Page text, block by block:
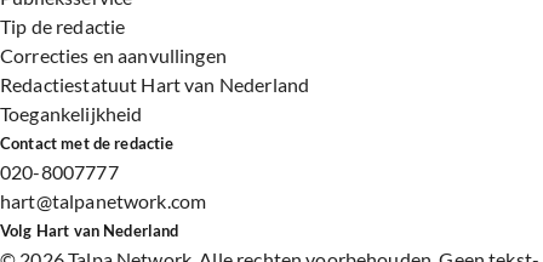
Tip de redactie
Correcties en aanvullingen
Redactiestatuut Hart van Nederland
Toegankelijkheid
Contact met de redactie
020-8007777
hart@talpanetwork.com
Volg Hart van Nederland